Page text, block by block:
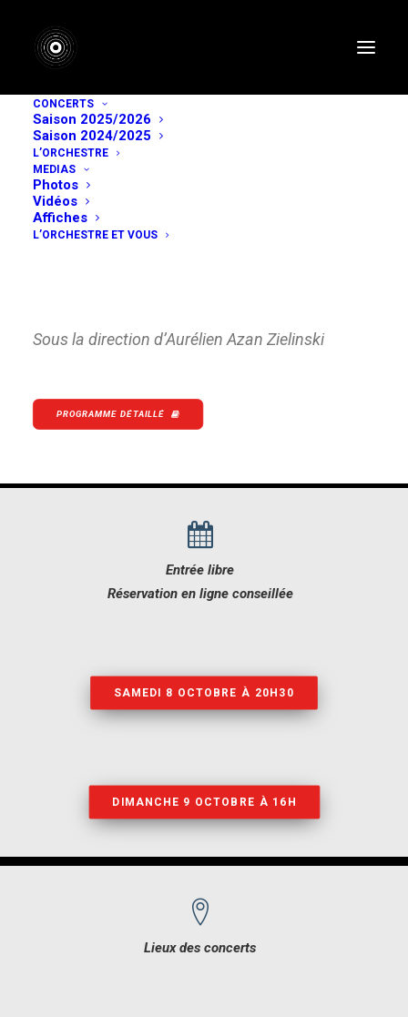
CONCERTS
Saison 2025/2026
Saison 2024/2025
L’ORCHESTRE
MEDIAS
Photos
Vidéos
Affiches
L’ORCHESTRE ET VOUS
Sortilèges & Magie
Sous la direction d’Aurélien Azan Zielinski
PROGRAMME DÉTAILLÉ
Entrée libre
Réservation en ligne conseillée
SAMEDI 8 OCTOBRE À 20H30
DIMANCHE 9 OCTOBRE À 16H
Lieux des concerts